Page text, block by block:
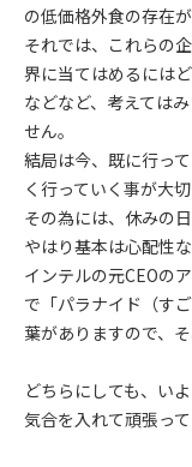
の低価格外食の存在
それでは、これらの
界に当てはめるには
などなど、考えては
せん。
結局は今、既に行っ
く行っていく事が大
その為には、休みの
やはり基本は心配性
インテルの元CEOの
で「パラナイド（す
葉がありますので、
どちらにしても、い
気合を入れて頑張っ